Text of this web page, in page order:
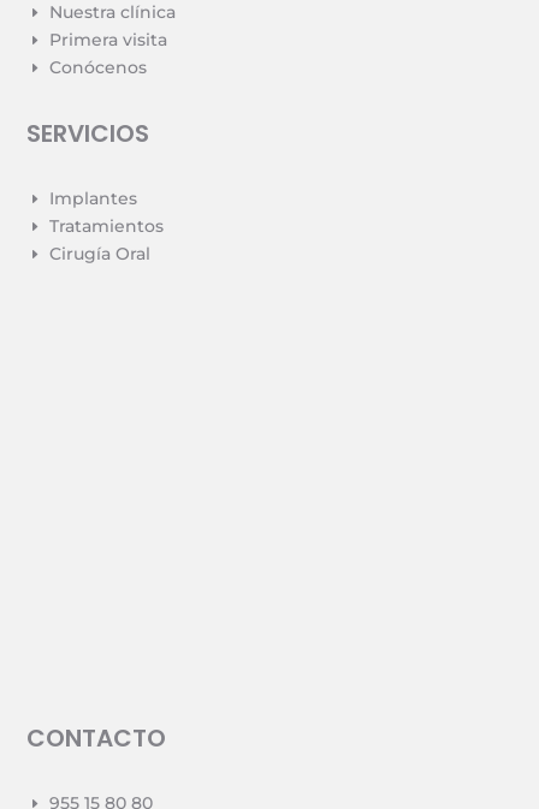
E Nuestra clínica
E Primera visita
E Conócenos
SERVICIOS
E Implantes
E Tratamientos
E Cirugía Oral
CONTACTO
E 955 15 80 80